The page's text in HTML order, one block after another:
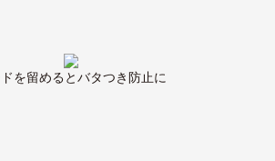
を留めるとバタつき防止に